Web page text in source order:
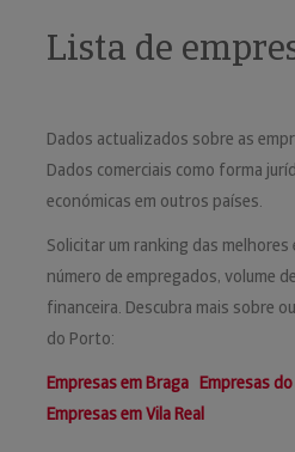
Lista de
Dados actualizados sobre as
Dados comerciais como forma
económicas em outros países.
Solicitar um ranking das
número de empregados, volume
financeira. Descubra mais sobre
do Porto:
Empresas em Braga Empresas
Empresas em Vila Real